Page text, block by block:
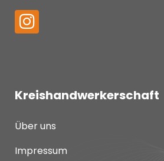
Kreishandwerkerschaft
Über uns
Impressum